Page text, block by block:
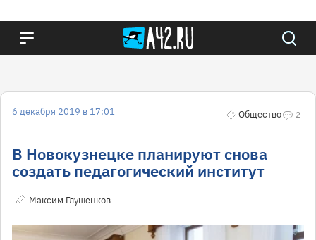
6 декабря 2019 в 17:01 Общество 2
В Новокузнецке планируют снова
создать педагогический институт
Максим Глушенков